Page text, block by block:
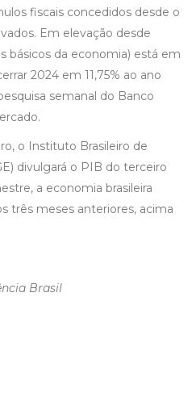
fiscais concedidos desde o
Em elevação desde
básicos da economia) está em
2024 em 11,75% ao ano
semanal do Banco
o Instituto Brasileiro de
divulgará o PIB do terceiro
a economia brasileira
três meses anteriores, acima
Brasil